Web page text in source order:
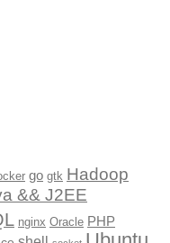
go gtk Hadoop
&& J2EE
nginx Oracle PHP